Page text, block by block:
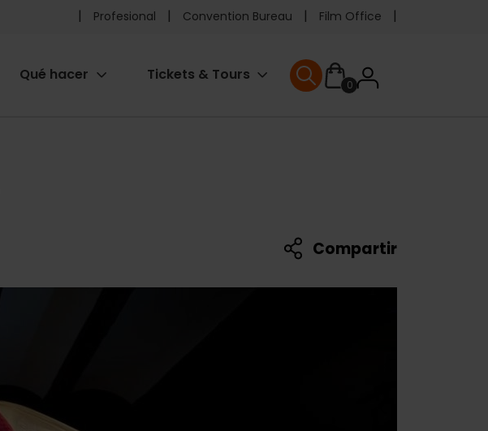
Pre
header
Profesional Convention Bureau Film Office
Qué hacer Tickets & Tours
0User
User menu
Compartir